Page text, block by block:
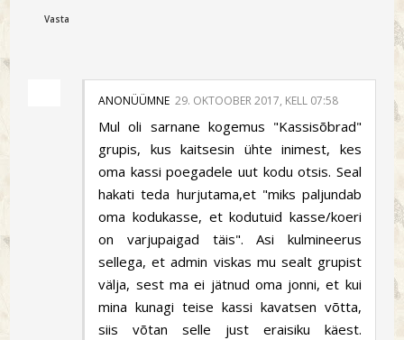
Vasta
ANONÜÜMNE 29. OKTOOBER 2017, KELL 07:58
Mul oli sarnane kogemus "Kassisõbrad"
grupis, kus kaitsesin ühte inimest, kes
oma kassi poegadele uut kodu otsis. Seal
hakati teda hurjutama,et "miks paljundab
oma kodukasse, et kodutuid kasse/koeri
on varjupaigad täis". Asi kulmineerus
sellega, et admin viskas mu sealt grupist
välja, sest ma ei jätnud oma jonni, et kui
mina kunagi teise kassi kavatsen võtta,
siis võtan selle just eraisiku käest.